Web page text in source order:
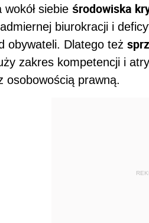
siebie środowiska
biurokracji i
obywateli. Dlatego też
zakres kompetencji i
osobowością prawną.